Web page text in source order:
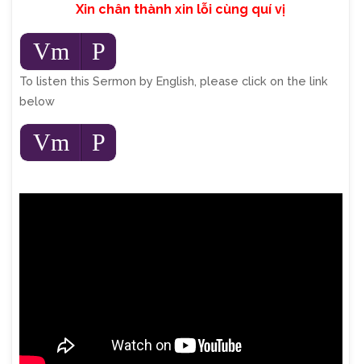
Xin chân thành xin lỗi cùng quí vị
Audio
Player
Vm P
To listen this Sermon by English, please click on the link
below
Audio
Player
Vm P